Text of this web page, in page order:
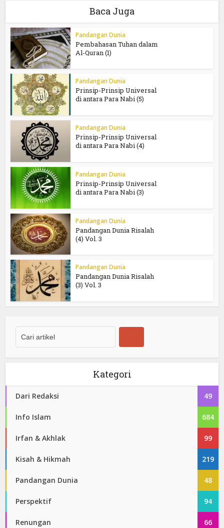
Baca Juga
Pandangan Dunia
Pembahasan Tuhan dalam
Al-Quran (1)
Pandangan Dunia
Prinsip-Prinsip Universal
di antara Para Nabi (5)
Pandangan Dunia
Prinsip-Prinsip Universal
di antara Para Nabi (4)
Pandangan Dunia
Prinsip-Prinsip Universal
di antara Para Nabi (3)
Pandangan Dunia
Pandangan Dunia Risalah
(4) Vol. 3
Pandangan Dunia
Pandangan Dunia Risalah
(3) Vol. 3
Kategori
Dari Redaksi 49
Info Islam 684
Irfan & Akhlak 99
Kisah & Hikmah 219
Pandangan Dunia 48
Perspektif 94
Renungan 66